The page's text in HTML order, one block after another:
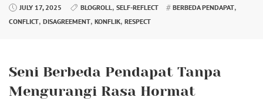
JULY 17, 2025 BLOGROLL, SELF-REFLECT BERBEDA PENDAPAT,
CONFLICT, DISAGREEMENT, KONFLIK, RESPECT
Seni Berbeda Pendapat Tanpa
Mengurangi Rasa Hormat